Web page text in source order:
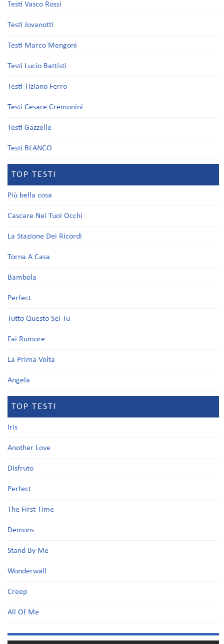
Testi Vasco Rossi
Testi Jovanotti
Testi Marco Mengoni
Testi Lucio Battisti
Testi Tiziano Ferro
Testi Cesare Cremonini
Testi Gazzelle
Testi BLANCO
TOP TESTI
Più bella cosa
Cascare Nei Tuoi Occhi
La Stazione Dei Ricordi
Torna A Casa
Bambola
Perfect
Tutto Questo Sei Tu
Fai Rumore
La Prima Volta
Angela
TOP TESTI
Iris
Another Love
Disfruto
Perfect
The First Time
Demons
Stand By Me
Wonderwall
Creep
All Of Me